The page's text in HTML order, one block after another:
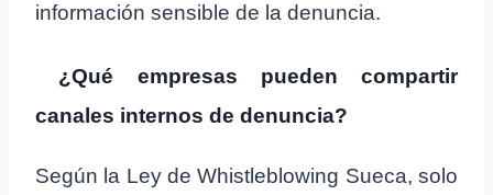
información sensible de la denuncia.
¿Qué empresas pueden compartir
canales internos de denuncia?
Según la Ley de Whistleblowing Sueca, solo